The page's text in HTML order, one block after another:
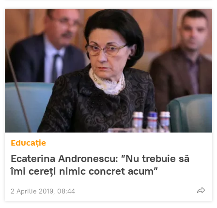
Educație
Ecaterina Andronescu: ”Nu trebuie să
îmi cereți nimic concret acum”
2 Aprilie 2019, 08:44